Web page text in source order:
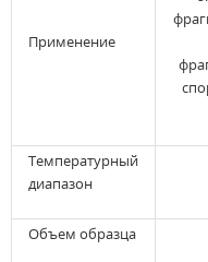
Применение
Температурный
диапазон
Объем образца